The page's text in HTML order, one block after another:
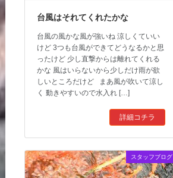
台風はそれてくれたかな
台風の風かな風が強いね 涼しくていい
けど 3つも台風ができてどうなるかと思
ったけど 少し直撃からは離れてくれる
かな 風はいらないから少しだけ雨が欲
しいところだけど まあ風が吹いて涼し
く 動きやすいので水入れ […]
詳細コチラ
スタッフブログ